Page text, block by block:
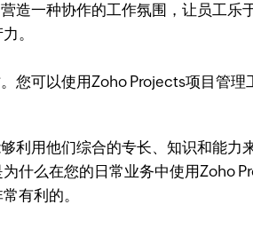
造一种协作的工作氛围，让员工乐
。
您可以使用Zoho Projects项目管理
利用他们综合的专长、知识和能力
什么在您的日常业务中使用Zoho
有利的。